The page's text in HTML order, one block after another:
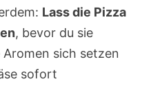
Lass die Pizza
, bevor du sie
sich setzen
sofort